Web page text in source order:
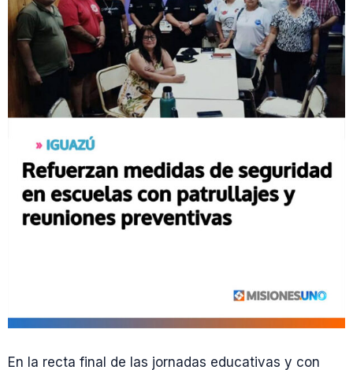
En la recta final de las jornadas educativas y con